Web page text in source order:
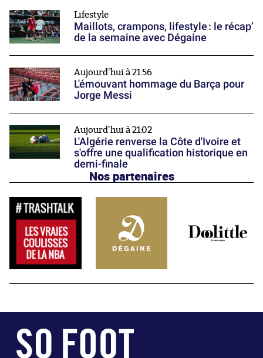
Lifestyle
Maillots, crampons, lifestyle : le récap’
de la semaine avec Dégaine
Aujourd'hui à 21:56
L'émouvant hommage du Barça pour
Jorge Messi
Aujourd'hui à 21:02
L'Algérie renverse la Côte d'Ivoire et
s'offre une qualification historique en
demi-finale
Nos partenaires